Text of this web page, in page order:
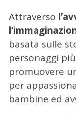
Attraverso
basata sulle
personaggi
promuovere
per
bambine ed